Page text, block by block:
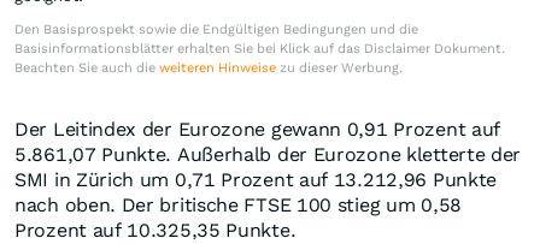
Den Basisprospekt sowie die Endgültigen Bedingungen und die
Basisinformationsblätter erhalten Sie bei Klick auf das Disclaimer Dokument.
Beachten Sie auch die weiteren Hinweise zu dieser Werbung.
Der Leitindex der Eurozone gewann 0,91 Prozent auf
5.861,07 Punkte. Außerhalb der Eurozone kletterte der
SMI in Zürich um 0,71 Prozent auf 13.212,96 Punkte
nach oben. Der britische FTSE 100 stieg um 0,58
Prozent auf 10.325,35 Punkte.